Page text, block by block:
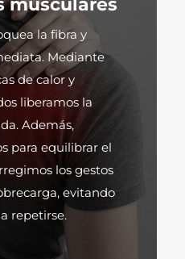
musculares
la fibra y
Mediante
de calor y
liberamos la
Además,
para equilibrar el
los gestos
evitando
repetirse.